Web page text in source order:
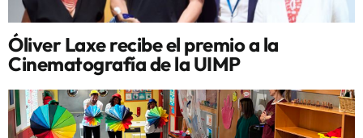
Óliver Laxe recibe el premio a la
Cinematografía de la UIMP